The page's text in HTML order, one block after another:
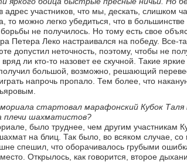
адрес участников, что мы, дескать,
можно легко убедиться, что в
не получилось. Но тому есть свое
Петера Леко настраивался на победу.
допустил неточность, поэтому, чтобы не
ли кто-то назовет ее скучной. Такие
большой, возможно, решающий
напрочь пропало. Тем более, что
стартовал марафонский Кубок
плечи шахматистов?
было труднее, чем другим участникам
на блиц. Так было, во всяком случае,
спешил, что оборачивалось грубыми
Открылось, как говорится, второе